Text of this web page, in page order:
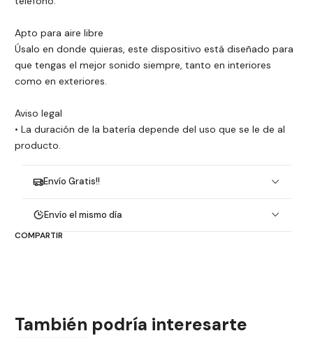
Apto para aire libre
Úsalo en donde quieras, este dispositivo está diseñado para
que tengas el mejor sonido siempre, tanto en interiores
como en exteriores.
Aviso legal
• La duración de la batería depende del uso que se le de al
producto.
Envío Gratis!!
Envío el mismo día
COMPARTIR
También podría interesarte